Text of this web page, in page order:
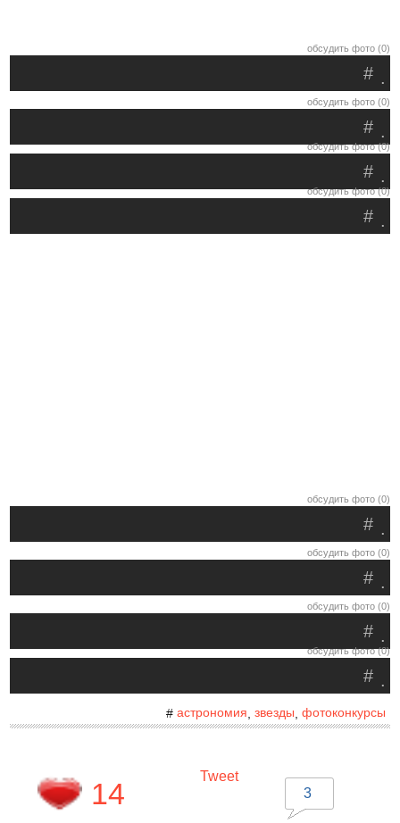
обсудить фото (0)
.
#
обсудить фото (0)
.
#
обсудить фото (0)
.
#
обсудить фото (0)
.
#
обсудить фото (0)
.
#
обсудить фото (0)
.
#
обсудить фото (0)
.
#
обсудить фото (0)
.
#
# астрономия звезды фотоконкурсы
14
Tweet
3